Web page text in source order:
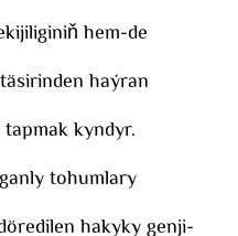
hem-de
haýran
kyndyr.
tohumlary
hakyky genji-